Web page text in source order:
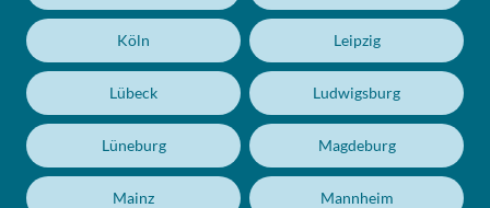
Köln Leipzig
Lübeck Ludwigsburg
Lüneburg Magdeburg
Mainz Mannheim